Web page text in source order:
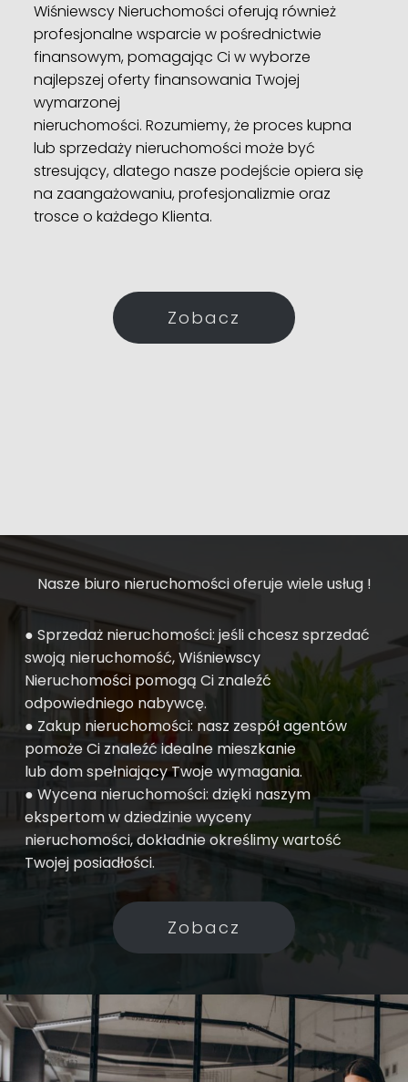
Wiśniewscy Nieruchomości oferują również
profesjonalne wsparcie w pośrednictwie
finansowym, pomagając Ci w wyborze
najlepszej oferty finansowania Twojej
wymarzonej
nieruchomości. Rozumiemy, że proces kupna
lub sprzedaży nieruchomości może być
stresujący, dlatego nasze podejście opiera się
na zaangażowaniu, profesjonalizmie oraz
trosce o każdego Klienta.
Zobacz
Nasze biuro nieruchomości oferuje wiele usług !
● Sprzedaż nieruchomości: jeśli chcesz sprzedać
swoją nieruchomość, Wiśniewscy
Nieruchomości pomogą Ci znaleźć
odpowiedniego nabywcę.
● Zakup nieruchomości: nasz zespół agentów
pomoże Ci znaleźć idealne mieszkanie
lub dom spełniający Twoje wymagania.
● Wycena nieruchomości: dzięki naszym
ekspertom w dziedzinie wyceny
nieruchomości, dokładnie określimy wartość
Twojej posiadłości.
Zobacz